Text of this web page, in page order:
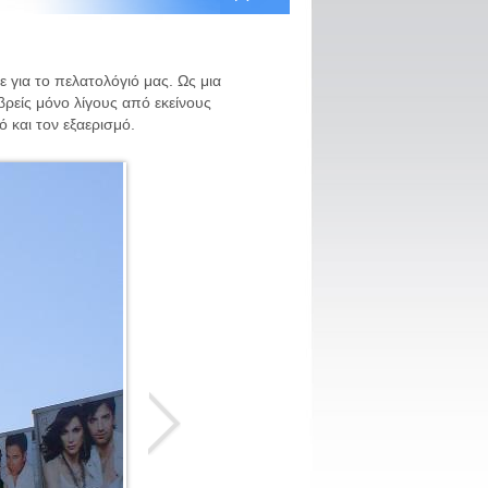
το πελατολόγιό μας. Ως μια
μόνο λίγους από εκείνους
τον εξαερισμό.